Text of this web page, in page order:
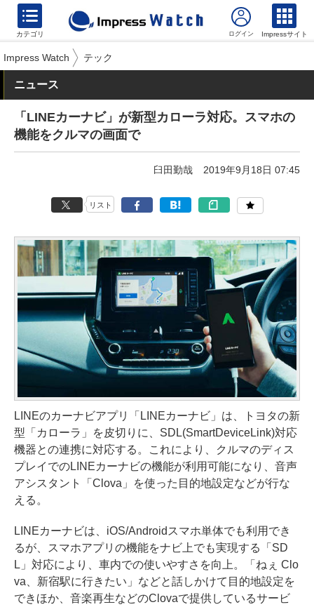
カテゴリ Impressサイト
Impress Watch テック
ニュース
「LINEカーナビ」が新型カローラ対応。スマホの
機能をクルマの画面で
臼田勤哉 2019年9月18日 07:45
リスト
LINEのカーナビアプリ「LINEカーナビ」は、トヨタの新
型「カローラ」を皮切りに、SDL(SmartDeviceLink)対応
機器との連携に対応する。これにより、クルマのディス
プレイでのLINEカーナビの機能が利用可能になり、音声
アシスタント「Clova」を使った目的地設定などが行な
える。
LINEカーナビは、iOS/Androidスマホ単体でも利用でき
るが、スマホアプリの機能をナビ上でも実現する「SD
L」対応により、車内での使いやすさを向上。「ねぇ Clo
va、新宿駅に行きたい」などと話しかけて目的地設定を
できほか、音楽再生などのClovaで提供しているサービ